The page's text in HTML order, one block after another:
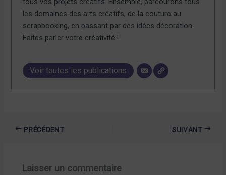
les domaines des arts créatifs, de la couture au
scrapbooking, en passant par des idées décoration.
Faites parler votre créativité !
Voir toutes les publications
PRÉCÉDENT SUIVANT
Laisser un commentaire